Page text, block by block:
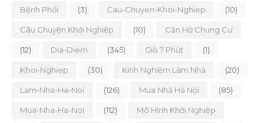
Bệnh Phổi (3) Cau-Chuyen-Khoi-Nghiep (10)
Câu Chuyện Khởi Nghiệp (10) Căn Hộ Chung Cư
(12) Dia-Diem (345) Giò 7 Phút (1)
Khoi-Nghiep (30) Kinh Nghiệm Làm Nhà (20)
Lam-Nha-Ha-Noi (126) Mua Nhà Hà Nội (85)
Mua-Nha-Ha-Noi (112) Mô Hình Khởi Nghiệp